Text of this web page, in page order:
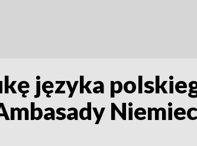
języka
Niemiec